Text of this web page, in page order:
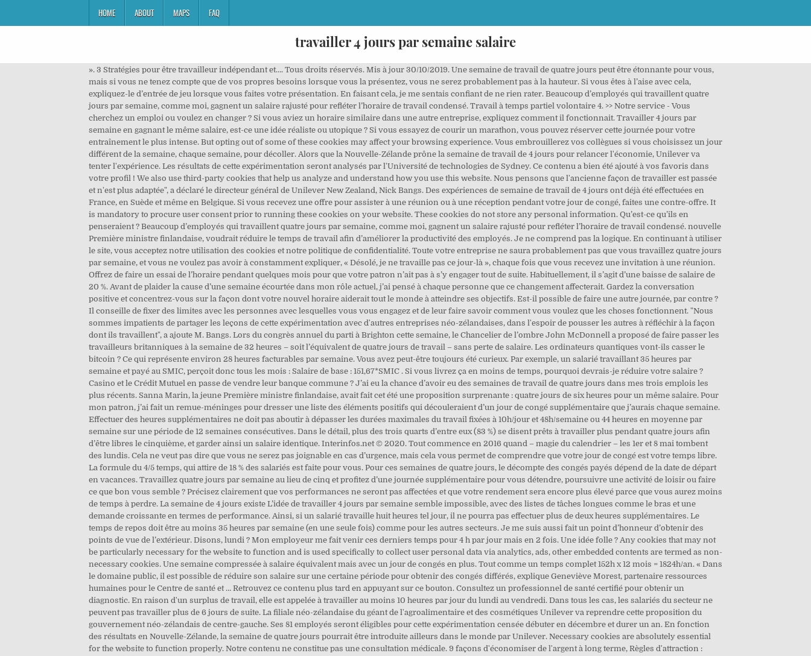
HOME ABOUT MAPS FAQ
travailler 4 jours par semaine salaire
». 3 Stratégies pour être travailleur indépendant et…. Tous droits réservés. Mis à jour 30/10/2019. Une semaine de travail de quatre jours peut être étonnante pour vous, mais si vous ne tenez compte que de vos propres besoins lorsque vous la présentez, vous ne serez probablement pas à la hauteur. Si vous êtes à l’aise avec cela, expliquez-le d’entrée de jeu lorsque vous faites votre présentation. En faisant cela, je me sentais confiant de ne rien rater. Beaucoup d’employés qui travaillent quatre jours par semaine, comme moi, gagnent un salaire rajusté pour refléter l’horaire de travail condensé. Travail à temps partiel volontaire 4. >> Notre service - Vous cherchez un emploi ou voulez en changer ? Si vous aviez un horaire similaire dans une autre entreprise, expliquez comment il fonctionnait. Travailler 4 jours par semaine en gagnant le même salaire, est-ce une idée réaliste ou utopique ? Si vous essayez de courir un marathon, vous pouvez réserver cette journée pour votre entraînement le plus intense. But opting out of some of these cookies may affect your browsing experience. Vous embrouillerez vos collègues si vous choisissez un jour différent de la semaine, chaque semaine, pour décoller. Alors que la Nouvelle-Zélande prône la semaine de travail de 4 jours pour relancer l'économie, Unilever va tenter l'expérience. Les résultats de cette expérimentation seront analysés par l'Université de technologies de Sydney. Ce contenu a bien été ajouté à vos favoris dans votre profil ! We also use third-party cookies that help us analyze and understand how you use this website. Nous pensons que l'ancienne façon de travailler est passée et n'est plus adaptée", a déclaré le directeur général de Unilever New Zealand, Nick Bangs. Des expériences de semaine de travail de 4 jours ont déjà été effectuées en France, en Suède et même en Belgique. Si vous recevez une offre pour assister à une réunion ou à une réception pendant votre jour de congé, faites une contre-offre. It is mandatory to procure user consent prior to running these cookies on your website. These cookies do not store any personal information. Qu’est-ce qu’ils en penseraient ? Beaucoup d’employés qui travaillent quatre jours par semaine, comme moi, gagnent un salaire rajusté pour refléter l’horaire de travail condensé. nouvelle Première ministre finlandaise, voudrait réduire le temps de travail afin d’améliorer la productivité des employés. Je ne comprend pas la logique. En continuant à utiliser le site, vous acceptez notre utilisation des cookies et notre politique de confidentialité. Toute votre entreprise ne saura probablement pas que vous travaillez quatre jours par semaine, et vous ne voulez pas avoir à constamment expliquer, « Désolé, je ne travaille pas ce jour-là », chaque fois que vous recevez une invitation à une réunion. Offrez de faire un essai de l’horaire pendant quelques mois pour que votre patron n’ait pas à s’y engager tout de suite. Habituellement, il s’agit d’une baisse de salaire de 20 %. Avant de plaider la cause d’une semaine écourtée dans mon rôle actuel, j’ai pensé à chaque personne que ce changement affecterait. Gardez la conversation positive et concentrez-vous sur la façon dont votre nouvel horaire aiderait tout le monde à atteindre ses objectifs. Est-il possible de faire une autre journée, par contre ? Il conseille de fixer des limites avec les personnes avec lesquelles vous vous engagez et de leur faire savoir comment vous voulez que les choses fonctionnent. "Nous sommes impatients de partager les leçons de cette expérimentation avec d'autres entreprises néo-zélandaises, dans l'espoir de pousser les autres à réfléchir à la façon dont ils travaillent", a ajoute M. Bangs. Lors du congrès annuel du parti à Brighton cette semaine, le Chancelier de l’ombre John McDonnell a proposé de faire passer les travailleurs britanniques à la semaine de 32 heures – soit l’équivalent de quatre jours de travail – sans perte de salaire. Les ordinateurs quantiques vont-ils casser le bitcoin ? Ce qui représente environ 28 heures facturables par semaine. Vous avez peut-être toujours été curieux. Par exemple, un salarié travaillant 35 heures par semaine et payé au SMIC, perçoit donc tous les mois : Salaire de base : 151,67*SMIC . Si vous livrez ça en moins de temps, pourquoi devrais-je réduire votre salaire ? Casino et le Crédit Mutuel en passe de vendre leur banque commune ? J’ai eu la chance d’avoir eu des semaines de travail de quatre jours dans mes trois emplois les plus récents. Sanna Marin, la jeune Première ministre finlandaise, avait fait cet été une proposition surprenante : quatre jours de six heures pour un même salaire. Pour mon patron, j’ai fait un remue-méninges pour dresser une liste des éléments positifs qui découleraient d’un jour de congé supplémentaire que j’aurais chaque semaine. Effectuer des heures supplémentaires ne doit pas aboutir à dépasser les durées maximales du travail fixées à 10h/jour et 48h/semaine ou 44 heures en moyenne par semaine sur une période de 12 semaines consécutives. Dans le détail, plus des trois quarts d’entre eux (83 %) se disent prêts à travailler plus pendant quatre jours afin d’être libres le cinquième, et garder ainsi un salaire identique. Interinfos.net © 2020. Tout commence en 2016 quand – magie du calendrier – les 1er et 8 mai tombent des lundis. Cela ne veut pas dire que vous ne serez pas joignable en cas d’urgence, mais cela vous permet de comprendre que votre jour de congé est votre temps libre. La formule du 4/5 temps, qui attire de 18 % des salariés est faite pour vous. Pour ces semaines de quatre jours, le décompte des congés payés dépend de la date de départ en vacances. Travaillez quatre jours par semaine au lieu de cinq et profitez d’une journée supplémentaire pour vous détendre, poursuivre une activité de loisir ou faire ce que bon vous semble ? Précisez clairement que vos performances ne seront pas affectées et que votre rendement sera encore plus élevé parce que vous aurez moins de temps à perdre. La semaine de 4 jours existe L’idée de travailler 4 jours par semaine semble impossible, avec des listes de tâches longues comme le bras et une demande croissante en termes de performance. Ainsi, si un salarié travaille huit heures tel jour, il ne pourra pas effectuer plus de deux heures supplémentaires. Le temps de repos doit être au moins 35 heures par semaine (en une seule fois) comme pour les autres secteurs. Je me suis aussi fait un point d’honneur d’obtenir des points de vue de l’extérieur. Disons, lundi ? Mon employeur me fait venir ces derniers temps pour 4 h par jour mais en 2 fois. Une idée folle ? Any cookies that may not be particularly necessary for the website to function and is used specifically to collect user personal data via analytics, ads, other embedded contents are termed as non-necessary cookies. Une semaine compressée à salaire équivalent mais avec un jour de congés en plus. Tout comme un temps complet 152h x 12 mois = 1824h/an. « Dans le domaine public, il est possible de réduire son salaire sur une certaine période pour obtenir des congés différés, explique Geneviève Morest, partenaire ressources humaines pour le Centre de santé et … Retrouvez ce contenu plus tard en appuyant sur ce bouton. Consultez un professionnel de santé certifié pour obtenir un diagnostic. En raison d'un surplus de travail, elle est appelée à travailler au moins 10 heures par jour du lundi au vendredi. Dans tous les cas, les salariés du secteur ne peuvent pas travailler plus de 6 jours de suite. La filiale néo-zélandaise du géant de l'agroalimentaire et des cosmétiques Unilever va reprendre cette proposition du gouvernement néo-zélandais de centre-gauche. Ses 81 employés seront éligibles pour cette expérimentation censée débuter en décembre et durer un an. En fonction des résultats en Nouvelle-Zélande, la semaine de quatre jours pourrait être introduite ailleurs dans le monde par Unilever. Necessary cookies are absolutely essential for the website to function properly. Notre contenu ne constitue pas une consultation médicale. 9 façons d'économiser de l'argent à long terme, Règles d'attraction : Comment conquérir des…, L'exercice régulier doit faire partie de votre travail, Voilà ce qui vous stresse au travail, selon une…, Comment gagner de l'argent et devenir riche sans diplome, Choisissez une lune pour révéler vos pensées cachées, Le muguet buccal – symptômes et traitement. Alors que la Nouvelle-Zélande prône la semaine de travail de 4 jours pour relancer l'économie, Unilever va tenter l'expérience. Je prends mes dimanches de congé. "C'est un moment enthousiasmant pour notre équipe, une façon de valider le rôle de catalyseur que le Covid-19 a joué pour bouleverser les pratiques dans le monde du travail", a-t-il dit. Toujours plus fort, l’entrepreneur des télécoms et, au passage, 7e fortune mondiale au classement annuel 2018 du magazine Forbes, milite de son côté depuis 2014 pour la semaine de trois jours. A l’inverse, 17 % préféreraient quant à eux opter pour des horaires inchangés, même si cela se traduit par une rémunération moindre. Chaque mois, Capital directement chez vous ! Bien sûr, convaincre votre gestionnaire de vous laisser travailler quatre jours par semaine exige une stratégie solide, surtout si personne dans votre entreprise ne s’est jamais vu accorder le même avantage. Un salarié qui travaille à 4/5e n’aura pas droit à tous les jours de congé légaux.Ils sont réduits en fonction des prestations du travailleur. « Je ne prendrai qu’un coup de fil », penserait-il. Droit à un contrat de travail 4.3. Et bi… ne sont pas diminués de 20% parce que vous travaillez 4 jours par semaine. Cet horaire m’a permis d’expérimenter différentes façons de travailler afin de maximiser mon énergie. L’entrepreneur a donc décidé, avec l’appui de l’Université d’Auckland, de réduire le nombre de jours de travail à quatre par semaine en maintenant le même salaire. Abonnez-vous à notre newsletter 21 Millions, Congé